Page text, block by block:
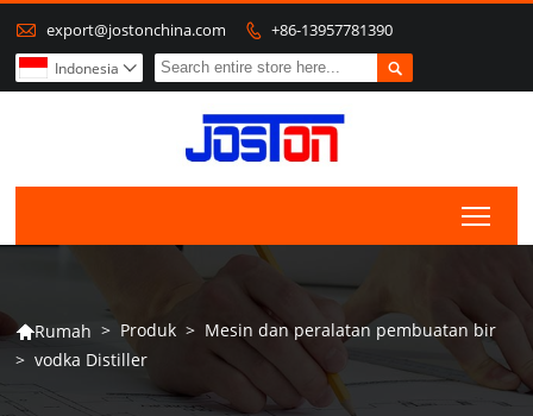
 export@jostonchina.com  +86-13957781390

Indonesia 
Rumah > Produk > Mesin dan peralatan pembuatan bir
> vodka Distiller